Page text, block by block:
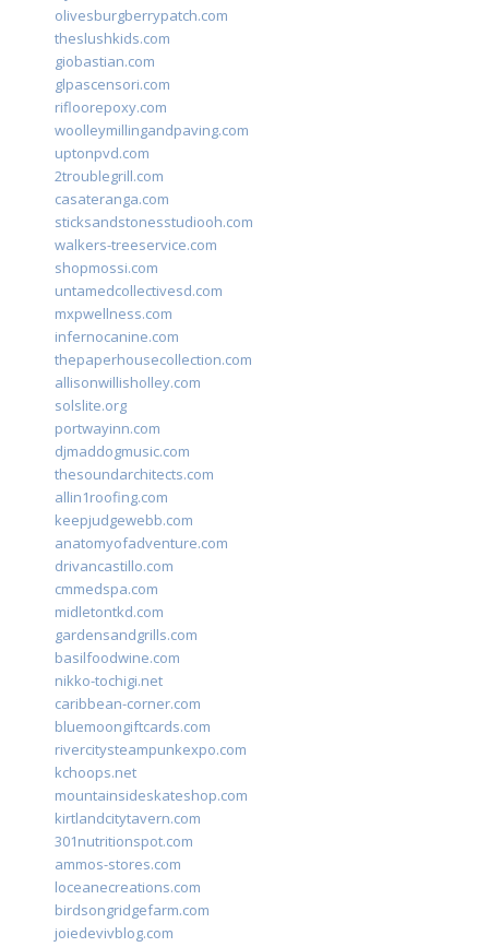
olivesburgberrypatch.com
theslushkids.com
giobastian.com
glpascensori.com
rifloorepoxy.com
woolleymillingandpaving.com
uptonpvd.com
2troublegrill.com
casateranga.com
sticksandstonesstudiooh.com
walkers-treeservice.com
shopmossi.com
untamedcollectivesd.com
mxpwellness.com
infernocanine.com
thepaperhousecollection.com
allisonwillisholley.com
solslite.org
portwayinn.com
djmaddogmusic.com
thesoundarchitects.com
allin1roofing.com
keepjudgewebb.com
anatomyofadventure.com
drivancastillo.com
cmmedspa.com
midletontkd.com
gardensandgrills.com
basilfoodwine.com
nikko-tochigi.net
caribbean-corner.com
bluemoongiftcards.com
rivercitysteampunkexpo.com
kchoops.net
mountainsideskateshop.com
kirtlandcitytavern.com
301nutritionspot.com
ammos-stores.com
loceanecreations.com
birdsongridgefarm.com
joiedevivblog.com